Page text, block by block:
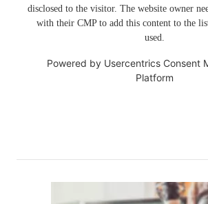
disclosed to the visitor. The website owner
with their CMP to add this content to the
used.
Powered by Usercentrics Consent
Platform